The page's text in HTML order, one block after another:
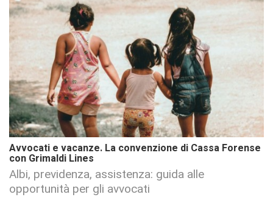
Avvocati e vacanze. La convenzione di Cassa Forense
con Grimaldi Lines
Albi, previdenza, assistenza: guida alle
opportunità per gli avvocati